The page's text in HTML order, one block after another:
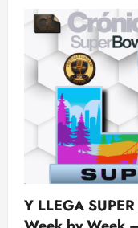
Y LLEGA